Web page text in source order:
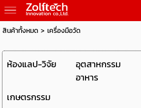
สินค้าทั้งหมด> เครื่องมือวัด
ห้องแลป-วิจัย
อุตสาหกรรม
อาหาร
เกษตรกรรม